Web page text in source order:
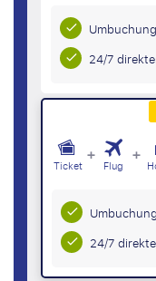
24/7
Ticket + Flug +
24/7